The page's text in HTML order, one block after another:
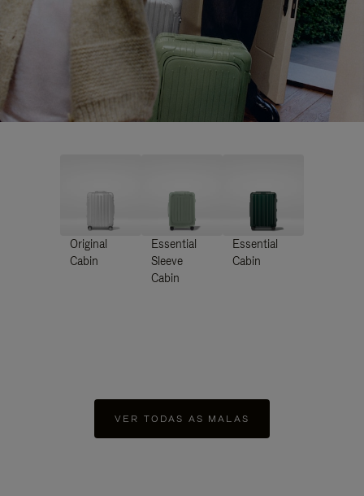
Original
Cabin
Essential
Sleeve
Cabin
Essential
Cabin
VER TODAS AS MALAS